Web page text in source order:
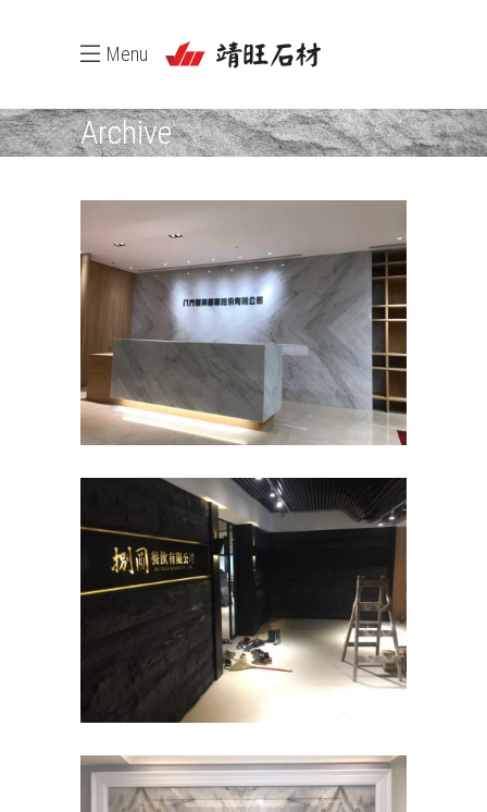
Menu
Archive
八方雲集總部~大理石
捌圓餐飲-石皮牆面